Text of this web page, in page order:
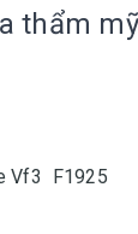
thẩm
Vf3 F1925